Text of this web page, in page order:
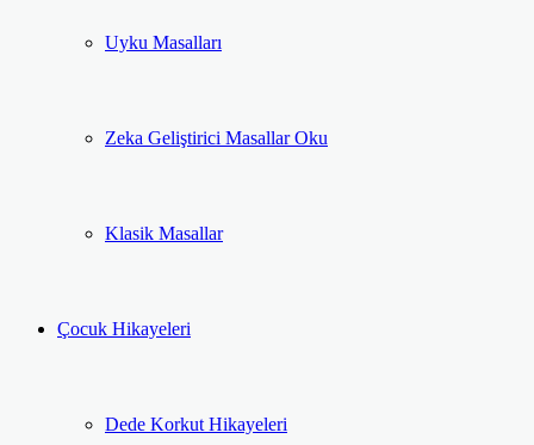
Uyku Masalları
Zeka Geliştirici Masallar Oku
Klasik Masallar
Çocuk Hikayeleri
Dede Korkut Hikayeleri